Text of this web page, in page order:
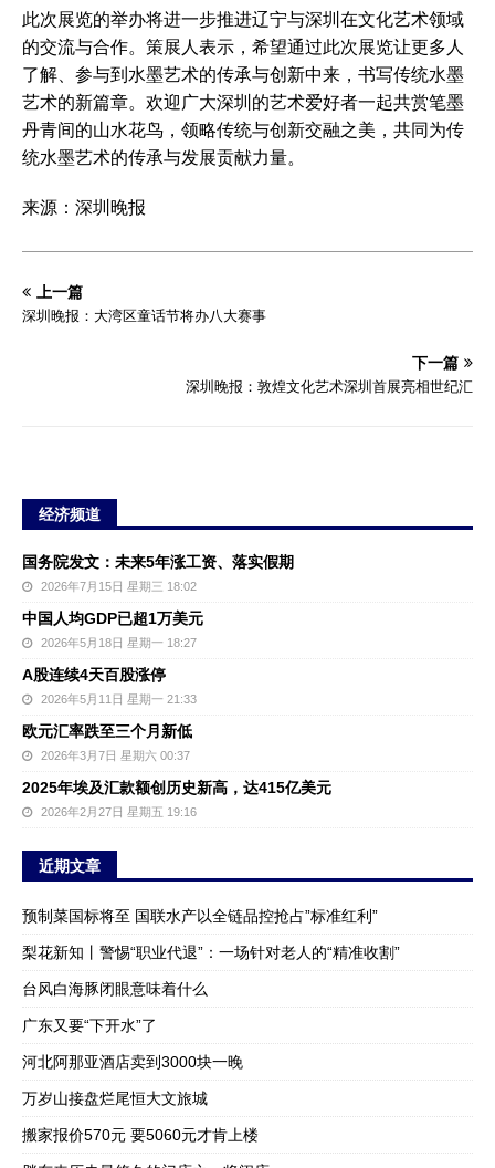
此次展览的举办将进一步推进辽宁与深圳在文化艺术领域
的交流与合作。策展人表示，希望通过此次展览让更多人
了解、参与到水墨艺术的传承与创新中来，书写传统水墨
艺术的新篇章。欢迎广大深圳的艺术爱好者一起共赏笔墨
丹青间的山水花鸟，领略传统与创新交融之美，共同为传
统水墨艺术的传承与发展贡献力量。
来源：深圳晚报
上一篇
深圳晚报：大湾区童话节将办八大赛事
下一篇
深圳晚报：敦煌文化艺术深圳首展亮相世纪汇
经济频道
国务院发文：未来5年涨工资、落实假期
2026年7月15日 星期三 18:02
中国人均GDP已超1万美元
2026年5月18日 星期一 18:27
A股连续4天百股涨停
2026年5月11日 星期一 21:33
欧元汇率跌至三个月新低
2026年3月7日 星期六 00:37
2025年埃及汇款额创历史新高，达415亿美元
2026年2月27日 星期五 19:16
近期文章
预制菜国标将至 国联水产以全链品控抢占”标准红利”
梨花新知丨警惕“职业代退”：一场针对老人的“精准收割”
台风白海豚闭眼意味着什么
广东又要“下开水”了
河北阿那亚酒店卖到3000块一晚
万岁山接盘烂尾恒大文旅城
搬家报价570元 要5060元才肯上楼